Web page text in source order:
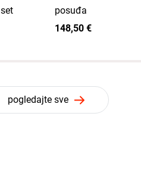
posuđa
148,50 €
pogledajte sve